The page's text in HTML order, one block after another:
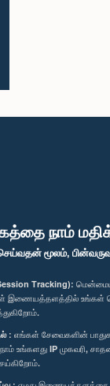
நாம்
மூலம்,
Tracking):
இணையத்தளத்தில் உங்கள்
: எங்கள் சேவைகளின்
நாம் உங்களது IP முகவரி,